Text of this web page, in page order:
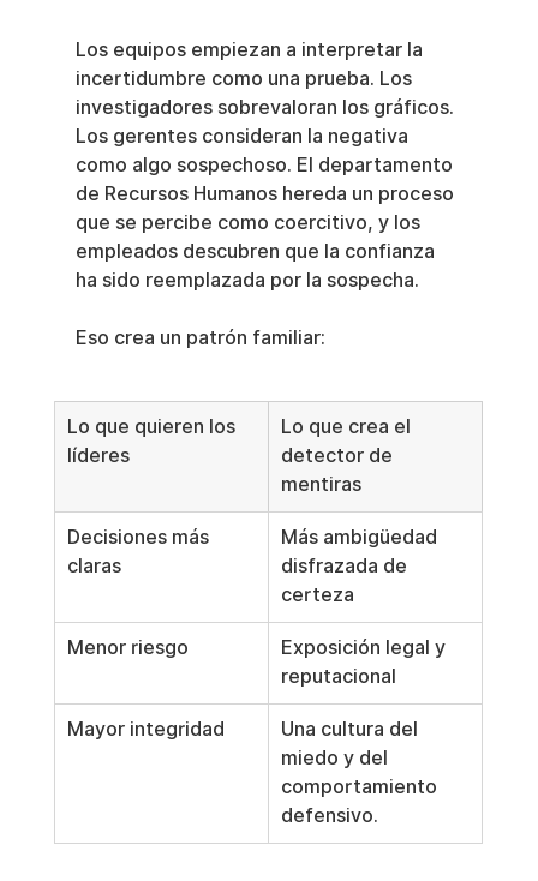
Los equipos empiezan a interpretar la
incertidumbre como una prueba. Los
investigadores sobrevaloran los gráficos.
Los gerentes consideran la negativa
como algo sospechoso. El departamento
de Recursos Humanos hereda un proceso
que se percibe como coercitivo, y los
empleados descubren que la confianza
ha sido reemplazada por la sospecha.
Eso crea un patrón familiar:
Lo que quieren los
líderes
Lo que crea el
detector de
mentiras
Decisiones más
claras
Más ambigüedad
disfrazada de
certeza
Menor riesgo
Exposición legal y
reputacional
Mayor integridad
Una cultura del
miedo y del
comportamiento
defensivo.